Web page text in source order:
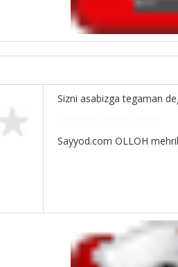
Sizni asabizga tegaman
Sayyod.com OLLOH